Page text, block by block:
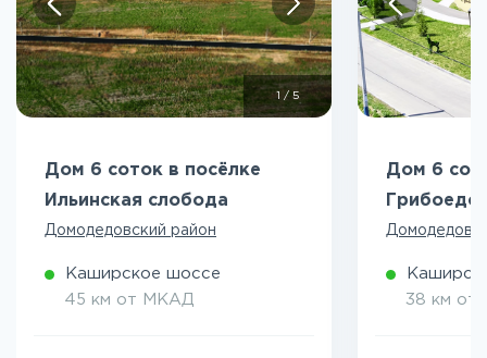
/ 5
Дом 6 соток в посёлке
Ильинская слобода
Домодедовский район
Каширское шоссе
45 км от МКАД
Дом 6
38 км